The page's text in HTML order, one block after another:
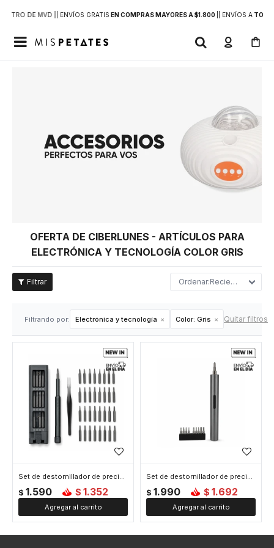
DE MVD | | ENVÍOS GRATIS EN COMPRAS MAYORES A $1.800 | ENVÍOS ATODO

OFERTA DE CIBERLUNES - ARTÍCULOS PARA
ELECTRÓNICA Y TECNOLOGÍA COLOR GRIS
Recientes
Filtrando por: Electrónica y tecnología Color: Gris Quitar filtros
Set de destornillador de precisión - Gris
$ 1.590 $ 1.352
Set de destornillador de precisión eléctrico - Gris
$ 1.990 $ 1.692